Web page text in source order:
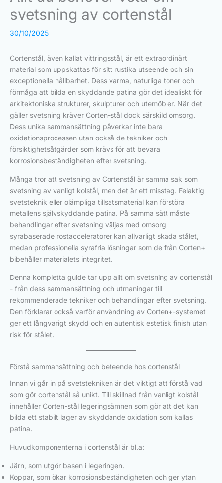
svetsning av cortenstål
30/10/2025
Cortenstål, även kallat vittringsstål, är ett extraordinärt
material som uppskattas för sitt rustika utseende och sin
exceptionella hållbarhet. Dess varma, naturliga toner och
förmåga att bilda en skyddande patina gör det idealiskt för
arkitektoniska strukturer, skulpturer och utemöbler. När det
gäller svetsning kräver Corten-stål dock särskild omsorg.
Dess unika sammansättning påverkar inte bara
oxidationsprocessen utan också de tekniker och
försiktighetsåtgärder som krävs för att bevara
korrosionsbeständigheten efter svetsning.
Många tror att svetsning av Cortenstål är samma sak som
svetsning av vanligt kolstål, men det är ett misstag. Felaktig
svetsteknik eller olämpliga tillsatsmaterial kan förstöra
metallens självskyddande patina. På samma sätt måste
behandlingar efter svetsning väljas med omsorg:
syrabaserade rostacceleratorer kan allvarligt skada stålet,
medan professionella syrafria lösningar som de från Corten+
bibehåller materialets integritet.
Denna kompletta guide tar upp allt om svetsning av cortenstål
- från dess sammansättning och utmaningar till
rekommenderade tekniker och behandlingar efter svetsning.
Den förklarar också varför användning av Corten+-systemet
ger ett långvarigt skydd och en autentisk estetisk finish utan
risk för stålet.
Förstå sammansättning och beteende hos cortenstål
Innan vi går in på svetstekniken är det viktigt att förstå vad
som gör cortenstål så unikt. Till skillnad från vanligt kolstål
innehåller Corten-stål legeringsämnen som gör att det kan
bilda ett stabilt lager av skyddande oxidation som kallas
patina.
Huvudkomponenterna i cortenstål är bl.a:
Järn, som utgör basen i legeringen.
Koppar, som ökar korrosionsbeständigheten och ger ytan